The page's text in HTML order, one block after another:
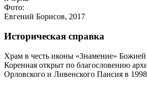
Фото:
Евгений Борисов, 2017
Историческая справка
Храм в честь иконы «Знамение»
Коренная открыт по благословению
Орловского и Ливенского Паисия в 1998